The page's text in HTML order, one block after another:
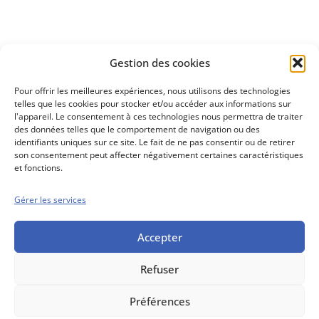
Gestion des cookies
Pour offrir les meilleures expériences, nous utilisons des technologies
telles que les cookies pour stocker et/ou accéder aux informations sur
l'appareil. Le consentement à ces technologies nous permettra de traiter
des données telles que le comportement de navigation ou des
identifiants uniques sur ce site. Le fait de ne pas consentir ou de retirer
son consentement peut affecter négativement certaines caractéristiques
et fonctions.
Gérer les services
Accepter
Refuser
Préférences
Découvrez
Conseils boursiers depuis 1952
Propos Utiles est
une publication
Conditions générales de vente